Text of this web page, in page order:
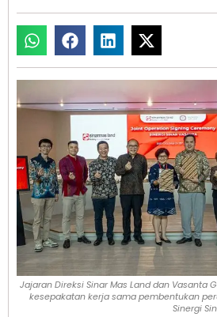
Jajaran Direksi Sinar Mas Land dan Vasanta
kesepakatan kerja sama pembentukan
Sinergi